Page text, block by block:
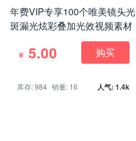
年费VIP专享100个唯美镜头光
斑漏光炫彩叠加光效视频素材
5.00 购买
库存: 984 销量: 16 人气: 1.4k